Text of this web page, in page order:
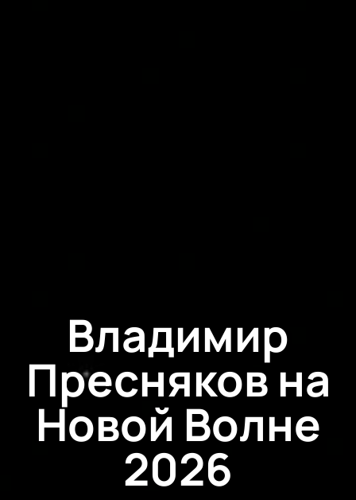
Владимир
Пресняков на
Новой Волне
2026